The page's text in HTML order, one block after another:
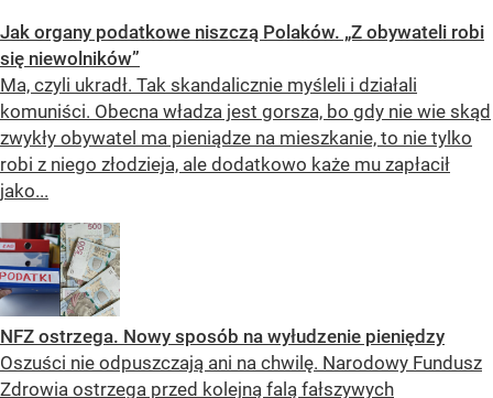
Jak organy podatkowe niszczą Polaków. „Z obywateli robi
się niewolników”
Ma, czyli ukradł. Tak skandalicznie myśleli i działali
komuniści. Obecna władza jest gorsza, bo gdy nie wie skąd
zwykły obywatel ma pieniądze na mieszkanie, to nie tylko
robi z niego złodzieja, ale dodatkowo każe mu zapłacił
jako...
NFZ ostrzega. Nowy sposób na wyłudzenie pieniędzy
Oszuści nie odpuszczają ani na chwilę. Narodowy Fundusz
Zdrowia ostrzega przed kolejną falą fałszywych